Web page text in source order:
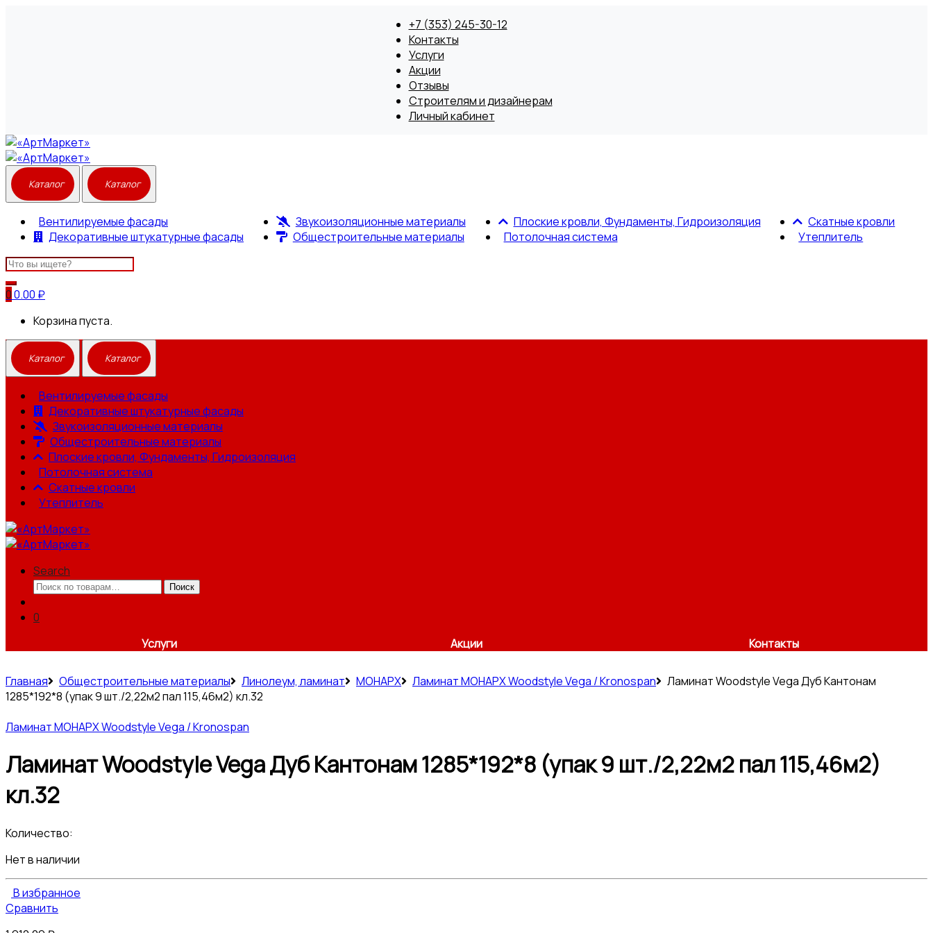
Вентилируемые фасады
Декоративные штукатурные фасады
Звукоизоляционные материалы
Общестроительные материалы
Плоские кровли, Фундаменты, Гидроизоляция
Потолочная система
Скатные кровли
Утеплитель
Search
for:
00.00 ₽
Корзина пуста.
+7 (353) 245-30-12
Контакты
Услуги
Акции
Отзывы
Строителям и дизайнерам
Личный кабинет
Вентилируемые фасады
Декоративные штукатурные фасады
Звукоизоляционные материалы
Общестроительные материалы
Плоские кровли, Фундаменты, Гидроизоляция
Потолочная система
Скатные кровли
Утеплитель
Search
Искать:
Поиск
0
Услуги
Акции Контакты
Главная Общестроительные материалы Линолеум, ламинат МОНАРХ Ламинат МОНАРХ Woodstyle Vega / Kronospan
Ламинат Woodstyle Vega Дуб Кантонам
1285*192*8 (упак 9 шт./2,22м2 пал 115,46м2) кл.32
Ламинат МОНАРХ Woodstyle Vega / Kronospan
Ламинат Woodstyle Vega Дуб Кантонам 1285*192*8 (упак 9 шт./2,22м2 пал 115,46м2)
кл.32
Количество:
Нет в наличии
В избранное
Сравнить